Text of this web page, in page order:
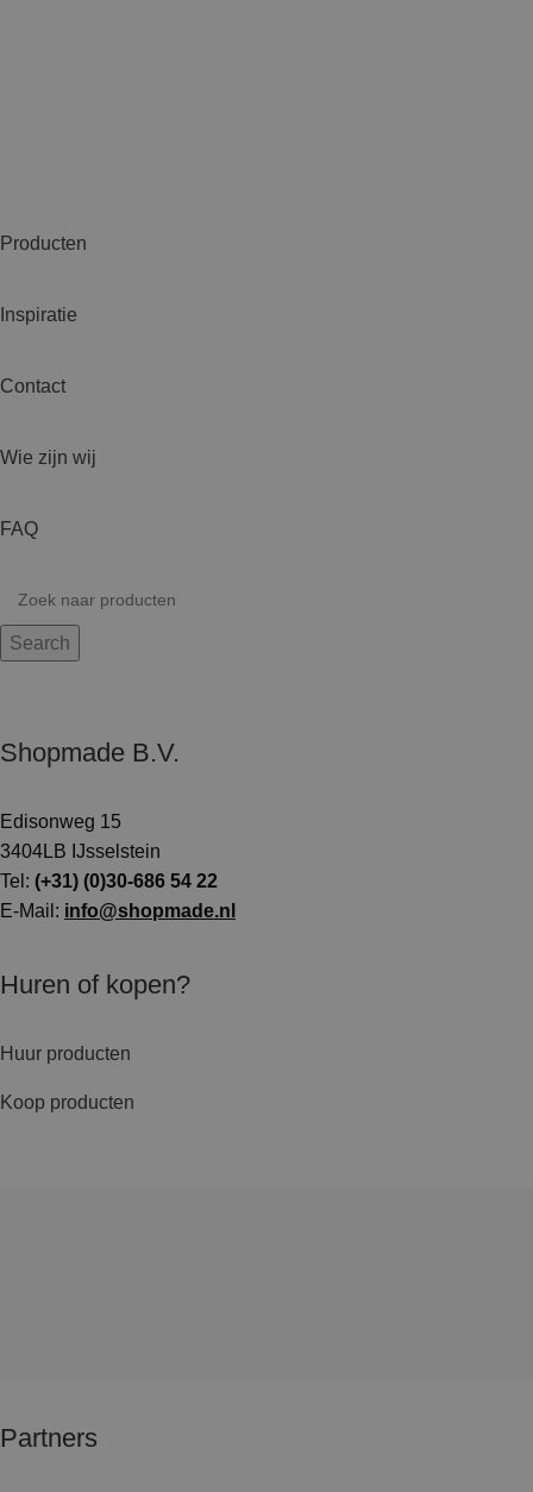
Producten
Inspiratie
Contact
Wie zijn wij
FAQ
Search
Shopmade B.V.
Edisonweg 15
3404LB IJsselstein
Tel: (+31) (0)30-686 54 22
E-Mail: info@shopmade.nl
Huren of kopen?
Huur producten
Koop producten
Partners